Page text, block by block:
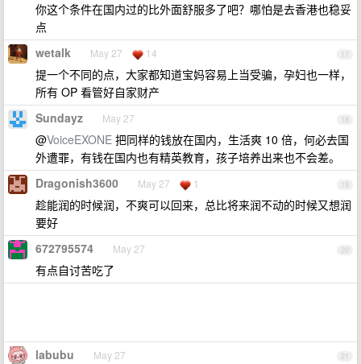
你这个条件在国内过的比外面舒服多了吧？哪怕是去香港也稳妥
点
17
wetalk May 27 14
提一个不同的点，大家都知道宝妈容易上当受骗，孕妇也一样，
所有 OP 看管好自家财产
18
Sundayz May 27
@VoiceEXONE 把同样的钱放在国内，生活爽 10 倍，何必去国
外遭罪，有钱在国内也有精英教育，孩子培养出来也不会差。
19
Dragonish3600 May 27 1
趁能润的时候润，不爽可以回来，总比将来润不动的时候又想润
要好
20
672795574 May 27
有点自讨苦吃了
21
labubu May 27